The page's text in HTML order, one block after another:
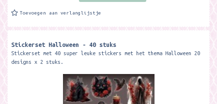
Toevoegen aan verlanglijstje
Stickerset Halloween - 40 stuks
Stickerset met 40 super leuke stickers met het thema Halloween 20
designs x 2 stuks.